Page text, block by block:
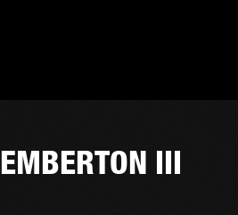
EMBERTON III